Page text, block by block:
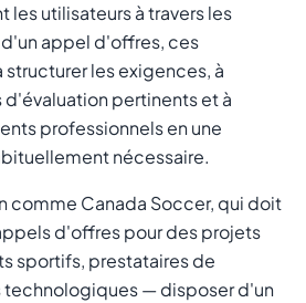
les utilisateurs à travers les
appel d'offres, ces
les exigences, à
pertinents et à
professionnels en une
nécessaire.
comme Canada Soccer, qui doit
d'offres pour des projets
sportifs, prestataires de
technologiques — disposer d'un